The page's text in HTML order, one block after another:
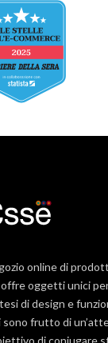
online di
oggetti unici
di design e
frutto di
di coniugare